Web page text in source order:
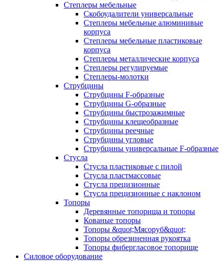
Степлеры мебельные
Скобоудалители универсальные
Степлеры мебельные алюминивые
корпуса
Степлеры мебельные пластиковые
корпуса
Степлеры металлические корпуса
Степлеры регулируемые
Степлеры-молотки
Струбцины
Струбцины F-образные
Струбцины G-образные
Струбцины быстрозажимные
Струбцины клещеобразные
Струбцины реечные
Струбцины угловые
Струбцины универсальные F-образные
Стусла
Стусла пластиковые с пилой
Стусла пластмассовые
Стусла прецизионные
Стусла прецизионные с наклоном
Топоры
Деревянные топорища и топоры
Кованые топоры
Топоры &quot;Мясоруб&quot;
Топоры обрезиненная рукоятка
Топоры фибергласовое топорище
Силовое оборудование